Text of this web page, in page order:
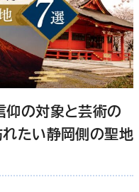
仰の対象と芸術の
たい静岡側の聖地